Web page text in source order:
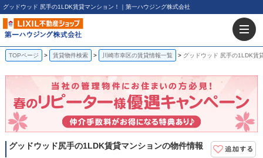
グッドウッド 尻手の1LDK賃貸マンション！｜第一ハウジング株式会社
TOPページ 賃貸物件検索 川崎市幸区の賃貸情報一覧 グッドウッド 尻手の1LDK賃
グッドウッド尻手の1LDK賃貸マンションの物件情報